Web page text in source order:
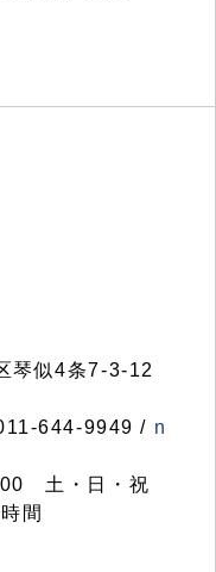
琴似4条7-3-12
644-9949 / n
00 土・日・祝
間